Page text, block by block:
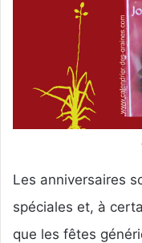
Les anniversaires
spéciales et, à
que les fêtes